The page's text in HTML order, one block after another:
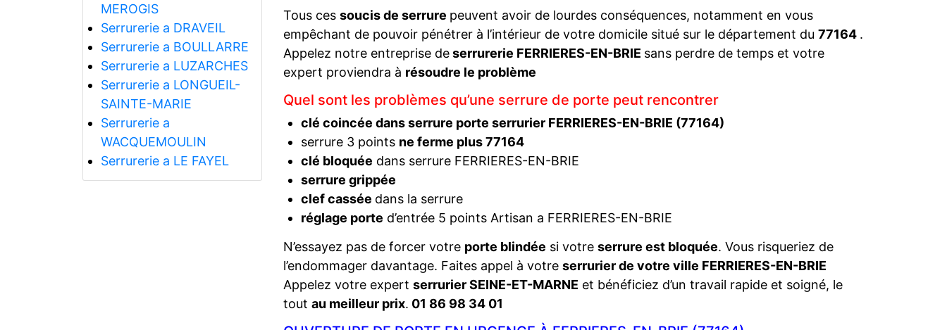
MEROGIS
Serrurerie a DRAVEIL
Serrurerie a BOULLARRE
Serrurerie a LUZARCHES
Serrurerie a LONGUEIL-
SAINTE-MARIE
Serrurerie a
WACQUEMOULIN
Serrurerie a LE FAYEL
Tous ces soucis de serrure peuvent avoir de lourdes conséquences, notamment en vous
empêchant de pouvoir pénétrer à l’intérieur de votre domicile situé sur le département du 77164 .
Appelez notre entreprise deserrurerie FERRIERES-EN-BRIE sans perdre de temps et votre
expert proviendra à résoudre le problème
Quel sont les problèmes qu’une serrure de porte peut rencontrer
clé coincée dans serrure porte serrurier FERRIERES-EN-BRIE (77164)
serrure 3 points ne ferme plus 77164
clé bloquée dans serrure FERRIERES-EN-BRIE
serrure grippée
clef cassée dans la serrure
réglage porte d’entrée 5 points Artisan a FERRIERES-EN-BRIE
N’essayez pas de forcer votre porte blindée si votre serrure est bloquée. Vous risqueriez de
l’endommager davantage. Faites appel à votre serrurier de votre ville FERRIERES-EN-BRIE
Appelez votre expert serrurier SEINE-ET-MARNE et bénéficiez d’un travail rapide et soigné, le
tout au meilleur prix. 01 86 98 34 01